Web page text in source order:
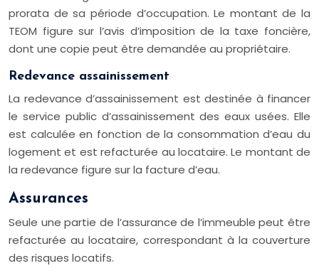
prorata de sa période d’occupation. Le montant de la
TEOM figure sur l’avis d’imposition de la taxe foncière,
dont une copie peut être demandée au propriétaire.
Redevance assainissement
La redevance d’assainissement est destinée à financer
le service public d’assainissement des eaux usées. Elle
est calculée en fonction de la consommation d’eau du
logement et est refacturée au locataire. Le montant de
la redevance figure sur la facture d’eau.
Assurances
Seule une partie de l’assurance de l’immeuble peut être
refacturée au locataire, correspondant à la couverture
des risques locatifs.